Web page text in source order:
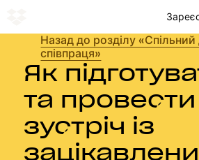
Назад до розділу «Спільний
співпраця»
Як
та провести
зустріч із